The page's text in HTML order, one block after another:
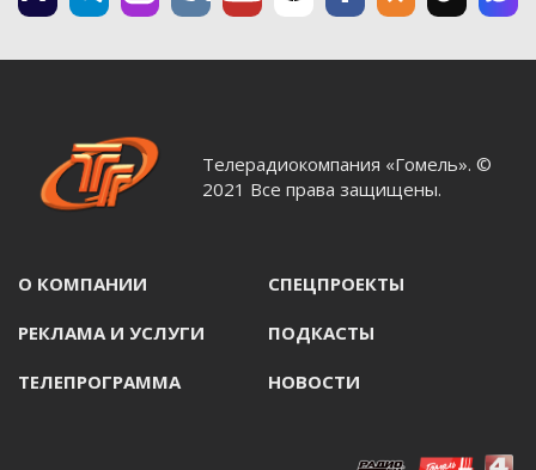
Телерадиокомпания «Гомель». ©
2021 Все права защищены.
О КОМПАНИИ СПЕЦПРОЕКТЫ
РЕКЛАМА И УСЛУГИ ПОДКАСТЫ
ТЕЛЕПРОГРАММА НОВОСТИ